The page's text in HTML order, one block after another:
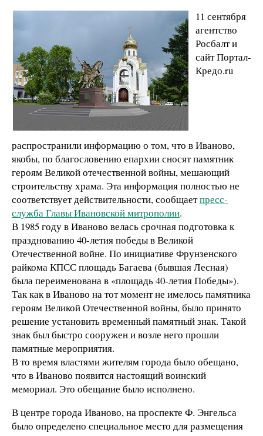
11 сентября
агентство
Росбалт и
сайт Портал-
Кредо.ru
распространили информацию о том, что в Иваново,
якобы, по благословению епархии сносят памятник
героям Великой отечественной войны, мешающий
строительству храма. Эта информация полностью не
соответствует действительности, сообщаетпресс-
служба Главы Ивановской митрополии.
В 1985 году в Иваново велась срочная подготовка к
празднованию 40-летия победы в Великой
Отечественной войне. По инициативе Фрунзенского
райкома КПСС площадь Багаева (бывшая Лесная)
была переименована в «площадь 40-летия Победы»).
Так как в Иваново на тот момент не имелось памятника
героям Великой Отечественной войны, было принято
решение установить временный памятный знак. Такой
знак был быстро сооружен и возле него прошли
памятные мероприятия.
В то время властями жителям города было обещано,
что в Иваново появится настоящий воинский
мемориал. Это обещание было исполнено.
В центре города Иваново, на проспекте Ф. Энгельса
было определено специальное место для размещения